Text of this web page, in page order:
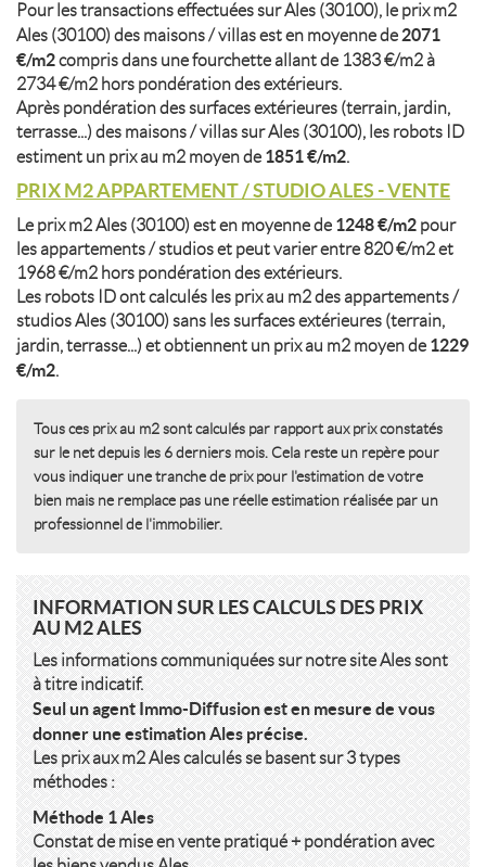
Pour les transactions effectuées sur Ales (30100), le prix m2
Ales (30100) des maisons / villas est en moyenne de 2071
€/m2compris dans une fourchette allant de 1383 €/m2 à
2734 €/m2 hors pondération des extérieurs.
Après pondération des surfaces extérieures (terrain, jardin,
terrasse...) des maisons / villas sur Ales (30100), les robots ID
estiment un prix au m2 moyen de 1851 €/m2.
PRIX M2 APPARTEMENT / STUDIO ALES - VENTE
Le prix m2 Ales (30100) est en moyenne de 1248 €/m2 pour
les appartements / studios et peut varier entre 820 €/m2 et
1968 €/m2 hors pondération des extérieurs.
Les robots ID ont calculés les prix au m2 des appartements /
studios Ales (30100) sans les surfaces extérieures (terrain,
jardin, terrasse...) et obtiennent un prix au m2 moyen de 1229
€/m2.
Tous ces prix au m2 sont calculés par rapport aux prix constatés
sur le net depuis les 6 derniers mois. Cela reste un repère pour
vous indiquer une tranche de prix pour l'estimation de votre
bien mais ne remplace pas une réelle estimation réalisée par un
professionnel de l'immobilier.
INFORMATION SUR LES CALCULS DES PRIX
AU M2 ALES
Les informations communiquées sur notre site Ales sont
à titre indicatif.
Seul un agent Immo-Diffusion est en mesure de vous
donner une estimation Ales précise.
Les prix aux m2 Ales calculés se basent sur 3 types
méthodes :
Méthode 1 Ales
Constat de mise en vente pratiqué + pondération avec